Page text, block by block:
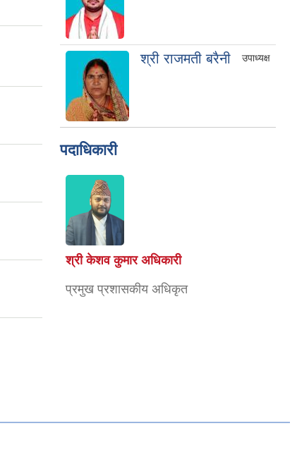
श्री राजमती बरैनी उपाध्यक्ष
पदाधिकारी
श्री केशव कुमार अधिकारी
प्रमुख प्रशासकीय अधिकृत